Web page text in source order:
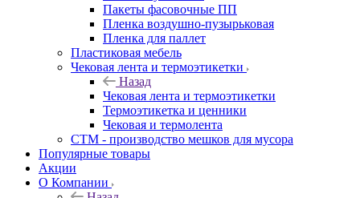
Пакеты фасовочные ПП
Пленка воздушно-пузырьковая
Пленка для паллет
Пластиковая мебель
Чековая лента и термоэтикетки
Назад
Чековая лента и термоэтикетки
Термоэтикетка и ценники
Чековая и термолента
СТМ - производство мешков для мусора
Популярные товары
Акции
О Компании